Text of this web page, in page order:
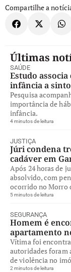
Compartilhe a
Últimas
SAÚDE
Estudo
infância a
Pesquisa
importância de
infância.
4 minutos de leitura
JUSTIÇA
Júri condena
cadáver em
Após 24 horas de
absolvido, com
ocorrido no Morro
5 minutos de leitura
SEGURANÇA
Homem é
apartamento
Vítima foi
autoridades foram
de violência no
2 minutos de leitura